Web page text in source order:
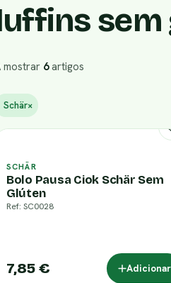
sem
mostrar 6artigos
Schär×
SCHÄR
Bolo Pausa Ciok Schär Sem
Glúten
Ref: SC0028
7,85 € Adicionar